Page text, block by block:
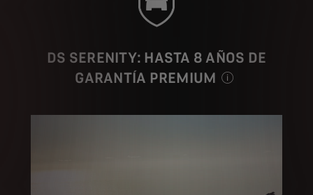
DS SERENITY: HASTA 8 AÑOS DE
GARANTÍA PREMIUM